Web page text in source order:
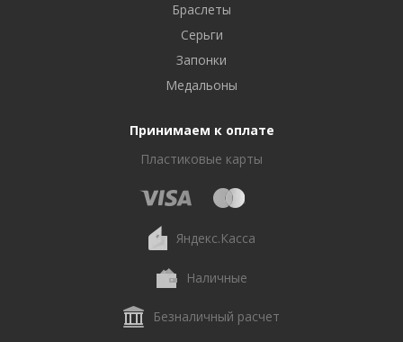
Браслеты
Серьги
Запонки
Медальоны
Принимаем к оплате
Пластиковые карты
Яндекс.Касса
Наличные
Безналичный расчет